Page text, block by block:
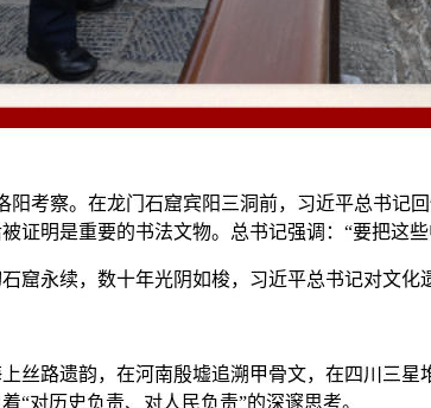
考察。在龙门石窟宾阳三洞前，习近平总书记
证明是重要的书法文物。总书记强调：“要把这
永续，数十年光阴如梭，习近平总书记对文化
路遗韵，在河南殷墟追溯甲骨文，在四川三
“对历史负责、对人民负责”的深邃思考。